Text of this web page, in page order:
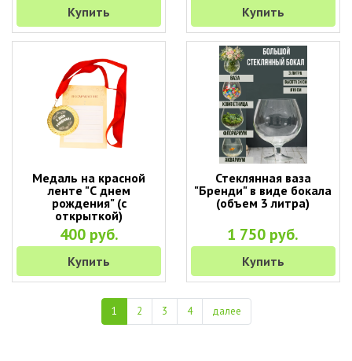
Купить Купить
Медаль на красной
ленте "С днем
рождения" (с
открыткой)
400 руб.
Купить
Стеклянная ваза
"Бренди" в виде бокала
(объем 3 литра)
1 750 руб.
Купить
1 2 3 4 далее